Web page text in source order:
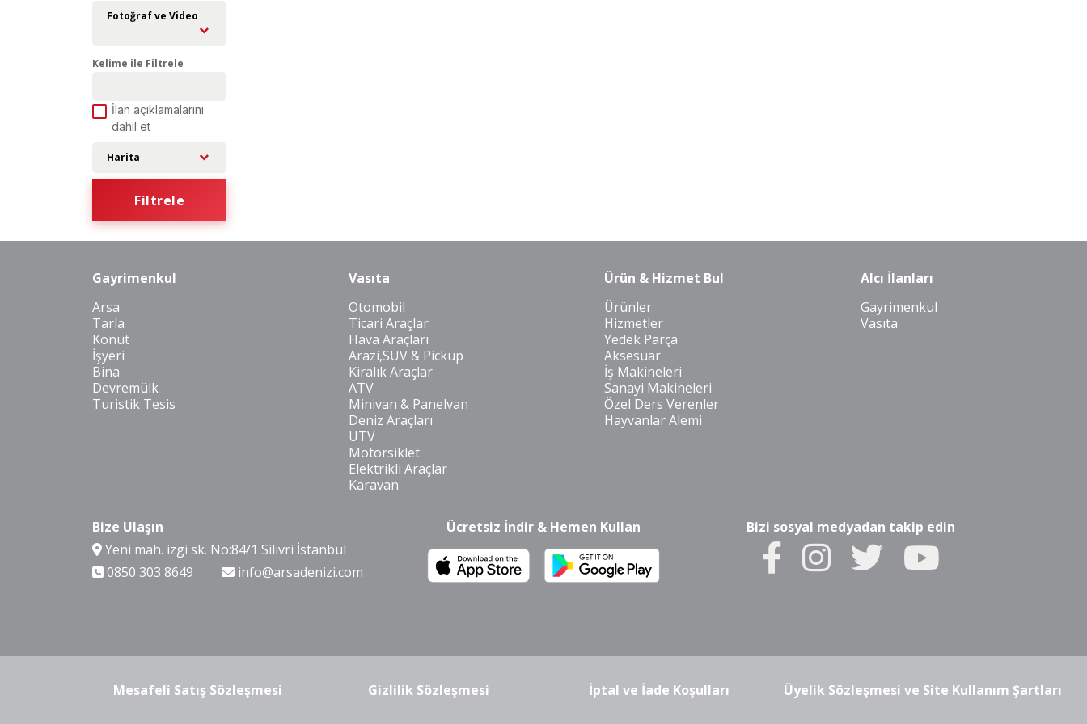
Fotoğraf ve Video
Kelime ile Filtrele
İlan açıklamalarını
dahil et
Harita
Filtrele
Gayrimenkul
Arsa
Tarla
Konut
İşyeri
Bina
Devremülk
Turistik Tesis
Vasıta
Otomobil
Ticari Araçlar
Hava Araçları
Arazi,SUV & Pickup
Kiralık Araçlar
ATV
Minivan & Panelvan
Deniz Araçları
UTV
Motorsiklet
Elektrikli Araçlar
Karavan
Ürün & Hizmet Bul
Ürünler
Hizmetler
Yedek Parça
Aksesuar
İş Makineleri
Sanayi Makineleri
Özel Ders Verenler
Hayvanlar Alemi
Alcı İlanları
Gayrimenkul
Vasıta
Bize Ulaşın
Yeni mah. izgi sk. No:84/1 Silivri İstanbul
0850 303 8649
info@arsadenizi.com
Ücretsiz İndir & Hemen Kullan Bizi sosyal medyadan takip edin
Mesafeli Satış Sözleşmesi Gizlilik Sözleşmesi İptal ve İade Koşulları Üyelik Sözleşmesi ve Site Kullanım Şartları